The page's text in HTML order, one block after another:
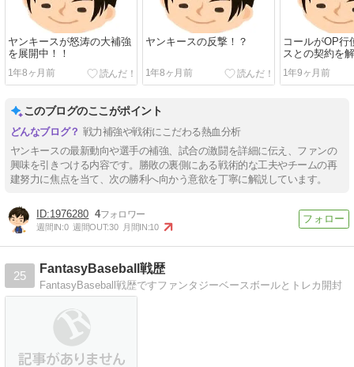
ヤンキースが怒涛の大補強
を展開中！！
1年8ヶ月前
ヤンキースの反撃！？
1年8ヶ月前
コールがOP行
スとの契約を
1年9ヶ月前
このブログのここがポイント
戦力補強や戦術にこだわる熱血分析
ヤンキースの最新動向や選手の補強、試合の激闘を詳細に伝え、ファンの
興味を引きつける内容です。勝敗の裏側にある戦術的な工夫やチームの再
建努力に焦点を当て、次の勝利へ向かう意欲を丁寧に解説しています。
1976280 4
週間IN:0 週間OUT:30 月間IN:10
25
FantasyBaseball戦歴
FantasyBaseball戦歴ですファンタジーベースボールとトレカ開封